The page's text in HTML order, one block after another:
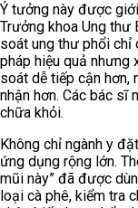
Ý tưởng này được
Trưởng khoa Ung thư
soát ung thư phổi chỉ
pháp hiệu quả
soát dễ tiếp cận hơn,
nhận hơn. Các bác sĩ
chữa khỏi.
Không chỉ ngành y
ứng dụng rộng lớn.
mũi này” đã được
loại cà phê, kiểm tra